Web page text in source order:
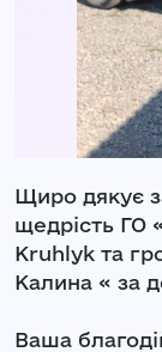
Щиро дякує
щедрість ГО
Kruhlyk та
Калина « за
Ваша